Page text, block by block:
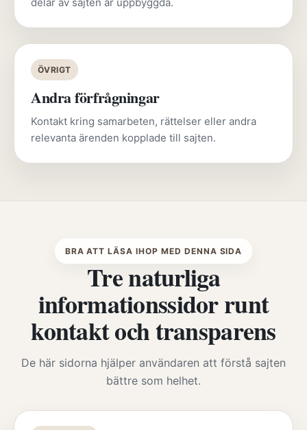
delar av sajten är uppbyggda.
ÖVRIGT
Andra förfrågningar
Kontakt kring samarbeten, rättelser eller andra
relevanta ärenden kopplade till sajten.
BRA ATT LÄSA IHOP MED DENNA SIDA
Tre naturliga
informationssidor runt
kontakt och transparens
De här sidorna hjälper användaren att förstå sajten
bättre som helhet.